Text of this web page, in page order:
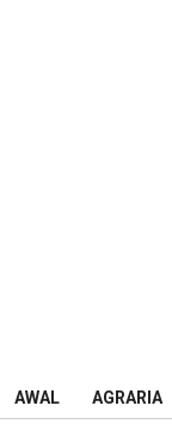
AWAL AGRARIA